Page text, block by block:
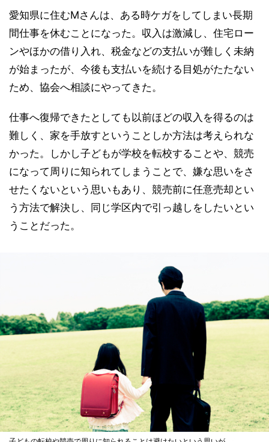
愛知県に住むMさんは、ある時ケガをしてしまい長期
間仕事を休むことになった。収入は激減し、住宅ロー
ンやほかの借り入れ、税金などの支払いが難しく未納
が始まったが、今後も支払いを続ける目処がたたない
ため、協会へ相談にやってきた。
仕事へ復帰できたとしても以前ほどの収入を得るのは
難しく、家を手放すということしか方法は考えられな
かった。しかし子どもが学校を転校することや、競売
になって周りに知られてしまうことで、嫌な思いをさ
せたくないという思いもあり、競売前に任意売却とい
う方法で解決し、同じ学区内で引っ越しをしたいとい
うことだった。